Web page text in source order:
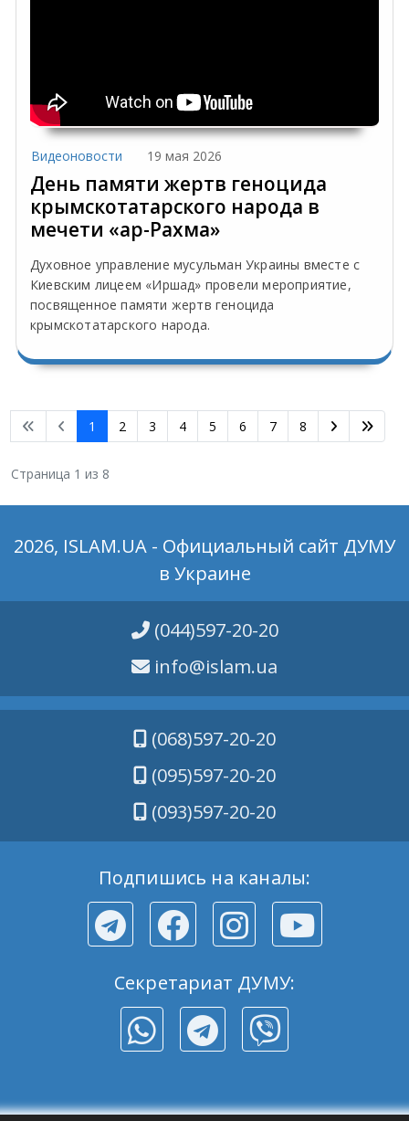
Видеоновости 19 мая 2026
День памяти жертв геноцида
крымскотатарского народа в
мечети «ар-Рахма»
Духовное управление мусульман Украины вместе с
Киевским лицеем «Иршад» провели мероприятие,
посвященное памяти жертв геноцида
крымскотатарского народа.
1 2 3 4 5 6 7 8
Страница 1 из 8
2026, ISLAM.UA - Официальный сайт ДУМУ
в Украине
(044)597-20-20
info@islam.ua
(068)597-20-20
(095)597-20-20
(093)597-20-20
Подпишись на каналы:
Секретариат ДУМУ: